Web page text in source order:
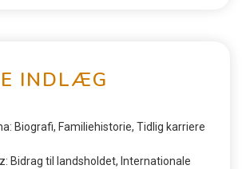
INDLÆG
Biografi, Familiehistorie, Tidlig karriere
Bidrag til landsholdet, Internationale